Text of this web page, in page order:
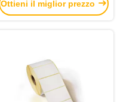
misura per
Ottieni il miglior prezzo